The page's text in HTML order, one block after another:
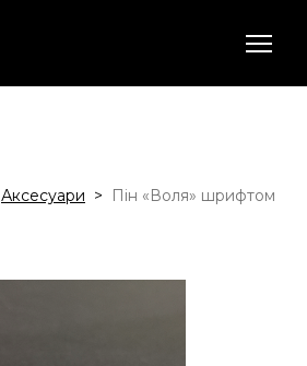
Аксесуари
Пін «Воля» шрифтом